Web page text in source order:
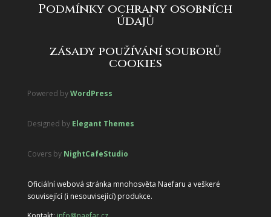
Podmínky ochrany osobních
údajů
zásady používání souborů
cookies
Powered byWordPress
Designed by Elegant Themes
Covers by NightCafeStudio
Oficiální webová stránka mnohosvěta Naefaru a veškeré
související (i nesouvisející) produkce.